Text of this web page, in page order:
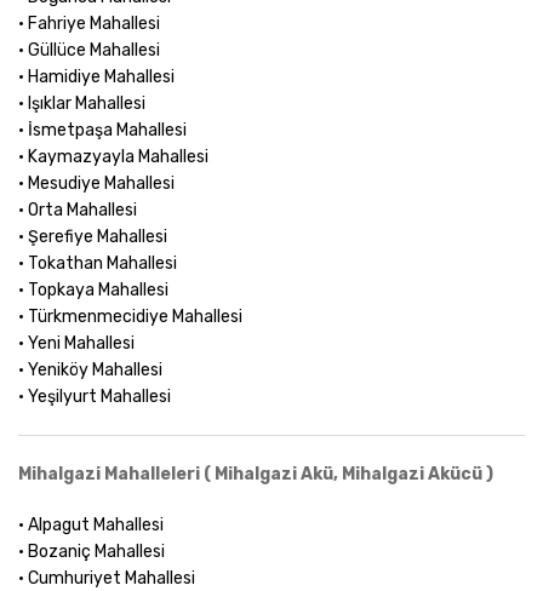
• Fahriye Mahallesi
• Güllüce Mahallesi
• Hamidiye Mahallesi
• Işıklar Mahallesi
• İsmetpaşa Mahallesi
• Kaymazyayla Mahallesi
• Mesudiye Mahallesi
• Orta Mahallesi
• Şerefiye Mahallesi
• Tokathan Mahallesi
• Topkaya Mahallesi
• Türkmenmecidiye Mahallesi
• Yeni Mahallesi
• Yeniköy Mahallesi
• Yeşilyurt Mahallesi
Mihalgazi Mahalleleri ( Mihalgazi Akü, Mihalgazi Akücü )
• Alpagut Mahallesi
• Bozaniç Mahallesi
• Cumhuriyet Mahallesi